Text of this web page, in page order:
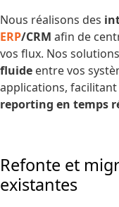
Nous réalisons des
ERP/CRM afin de
vos flux. Nos
fluide entre vos
applications, facilitant
reporting en temps
Refonte et
existantes